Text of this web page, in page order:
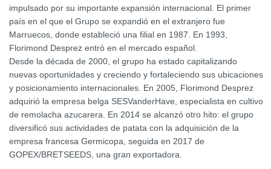
impulsado por su importante expansión internacional. El primer
país en el que el Grupo se expandió en el extranjero fue
Marruecos, donde estableció una filial en 1987. En 1993,
Florimond Desprez entró en el mercado español.
Desde la década de 2000, el grupo ha estado capitalizando
nuevas oportunidades y creciendo y fortaleciendo sus ubicaciones
y posicionamiento internacionales. En 2005, Florimond Desprez
adquirió la empresa belga SESVanderHave, especialista en cultivo
de remolacha azucarera. En 2014 se alcanzó otro hito: el grupo
diversificó sus actividades de patata con la adquisición de la
empresa francesa Germicopa, seguida en 2017 de
GOPEX/BRETSEEDS, una gran exportadora.